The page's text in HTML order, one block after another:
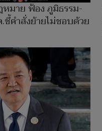
มาย ฟ้อง ภูมิธรรม-
คำสั่งย้ายไม่ชอบด้วย